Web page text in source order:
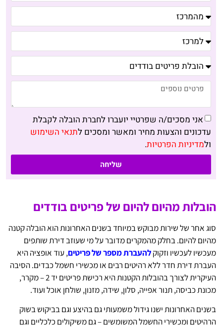
אני מסכים/ה שפרטיי יועברו לחברת הובלה לקבלת
עדכונים והצעות מחיר ומאשר ומסכים לתנאי השימוש
ולמדיניות הפרטיות.
שליחה
הובלות מהיום להיום של פריטים בודדים
סוג אחר של שירות מבוקש במיוחד בשנים האחרונות הוא הובלה קטנה
מהיום להיום. בחלק מהמקרים מדובר על מי שעוזב דירת שותפים
מעכשיו לעכשיו וזקוקלהעברת מספר של פריטים, עוד אופציה היא
העברת דירת חדר ללא רהיטים רבים או מכשירי חשמל כבדים. הסיבה
העיקרית לצורך בהובלות הקטנות היא רכישת פריטים יד 2 – מקרר,
מכונת כביסה, תנור אפייה, סלון, שידה, מזנון, שולחן אוכל ועוד.
בשנים האחרונות ישנו גידול משמעותי גם בהיצע וגם בביקוש בשוק
הרהיטים ומכשירי החשמל המשומשים – גם משיקולים כלכליים וגם